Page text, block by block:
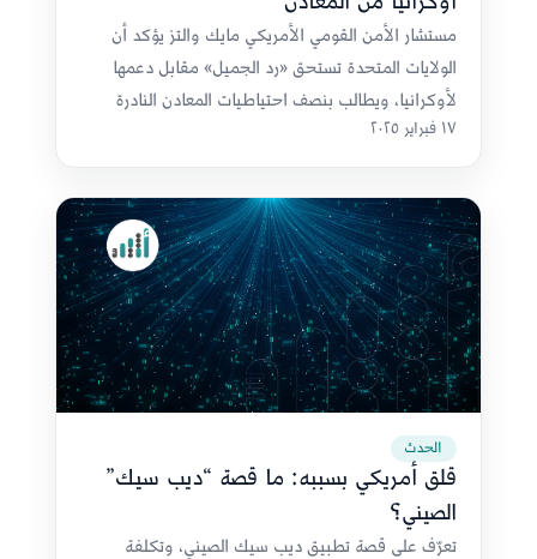
مستشار الأمن القومي الأمريكي مايك والتز يؤكد أن
الولايات المتحدة تستحق «رد الجميل» مقابل دعمها
لأوكرانيا، ويطالب بنصف احتياطيات المعادن النادرة
المقدرة بـ15 تريليون دولار
١٧ فبراير ٢٠٢٥
الحدث
قلق أمريكي بسببه: ما قصة “ديب سيك”
الصيني؟
تعرّف على قصة تطبيق ديب سيك الصيني، وتكلفة